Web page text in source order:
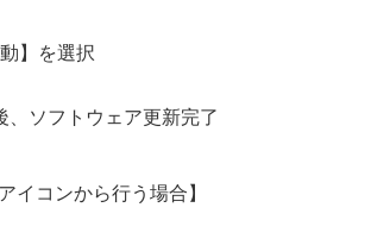
】を選択
、ソフトウェア更新完了
イコンから行う場合】